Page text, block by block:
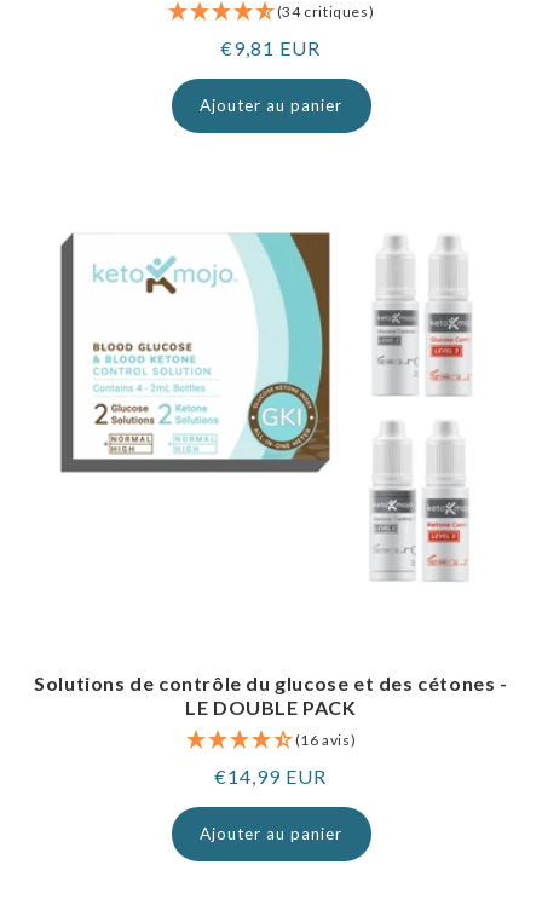
(34 critiques)
Prix
normal
€9,81 EUR
Ajouter au panier
Solutions de contrôle du glucose et des cétones -
LE DOUBLE PACK
(16 avis)
Prix
normal
€14,99 EUR
Ajouter au panier